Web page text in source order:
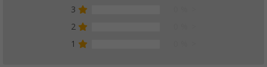
3
2
1